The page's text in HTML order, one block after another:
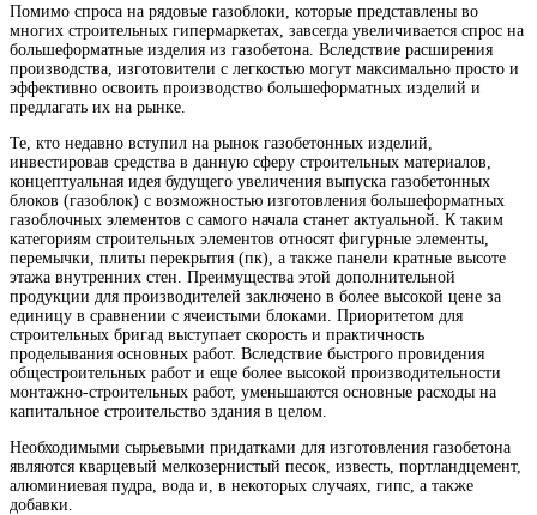
Помимо спроса на рядовые газоблоки, которые представлены во
многих строительных гипермаркетах, завсегда увеличивается спрос на
большеформатные изделия из газобетона. Вследствие расширения
производства, изготовители с легкостью могут максимально просто и
эффективно освоить производство большеформатных изделий и
предлагать их на рынке.
Те, кто недавно вступил на рынок газобетонных изделий,
инвестировав средства в данную cферу строительных материалов,
концептуальная идея будущего увеличения выпуска газобетонных
блоков (газоблок) с возможностью изготовления большеформатных
газоблочных элементов с самого начала станет актуальной. К таким
категориям строительных элементов относят фигурные элементы,
перемычки, плиты перекрытия (пк), а также панели кратные высоте
этажа внутренних стен. Преимущества этой дополнительной
продукции для производителей заключено в более высокой цене за
единицу в сравнении с ячеистыми блоками. Приоритетом для
строительных бригад выступает скорость и практичность
проделывания основных работ. Вследствие быстрого провидения
общестроительных работ и еще более высокой производительности
монтажно-строительных работ, уменьшаются основные расходы на
капитальное строительство здания в целом.
Необходимыми сырьевыми придатками для изготовления газобетона
являются кварцевый мелкозернистый песок, известь, портландцемент,
алюминиевая пудра, вода и, в некоторых случаях, гипс, а также
добавки.